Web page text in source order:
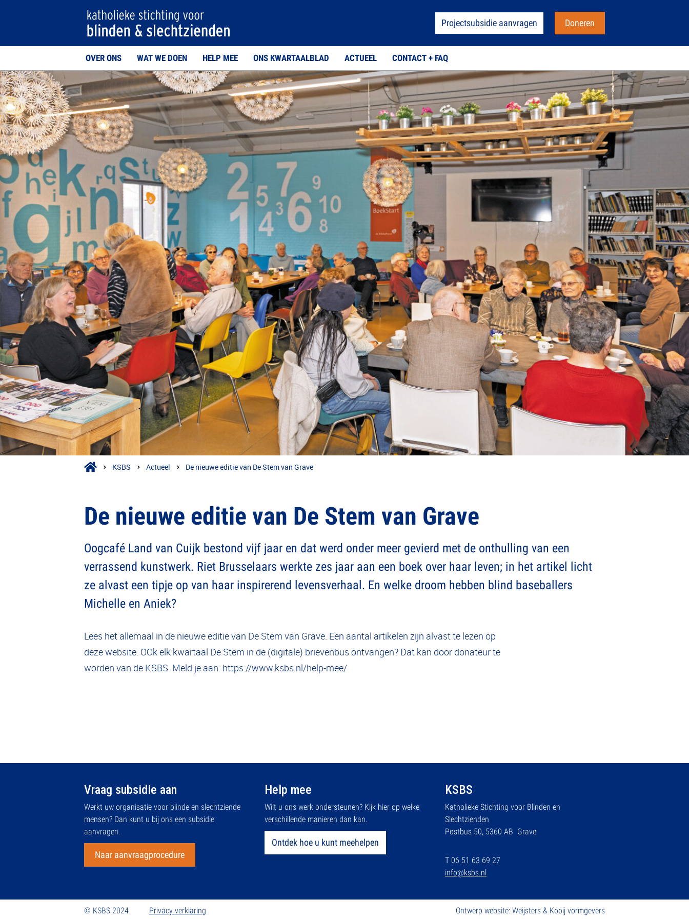
Projectsubsidie aanvragen Doneren
OVER ONS WAT WE DOEN HELP MEE ONS KWARTAALBLAD ACTUEEL CONTACT + FAQ
KSBS Actueel De nieuwe editie van De Stem van Grave
De nieuwe editie van De Stem van Grave
Oogcafé Land van Cuijk bestond vijf jaar en dat werd onder meer gevierd met de onthulling van een
verrassend kunstwerk. Riet Brusselaars werkte zes jaar aan een boek over haar leven; in het artikel licht
ze alvast een tipje op van haar inspirerend levensverhaal. En welke droom hebben blind baseballers
Michelle en Aniek?
Lees het allemaal in de nieuwe editie van De Stem van Grave. Een aantal artikelen zijn alvast te lezen op
deze website. OOk elk kwartaal De Stem in de (digitale) brievenbus ontvangen? Dat kan door donateur te
worden van de KSBS. Meld je aan: https://www.ksbs.nl/help-mee/
Vraag subsidie aan
Werkt uw organisatie voor blinde en slechtziende
mensen? Dan kunt u bij ons een subsidie
aanvragen.
Naar aanvraagprocedure
Help mee
Wilt u ons werk ondersteunen? Kijk hier op welke
verschillende manieren dan kan.
Ontdek hoe u kunt meehelpen
KSBS
Katholieke Stichting voor Blinden en
Slechtzienden
Postbus 50, 5360 AB Grave
T 06 51 63 69 27
info@ksbs.nl
© KSBS 2024 Privacy verklaring Ontwerp website: Weijsters & Kooij vormgevers